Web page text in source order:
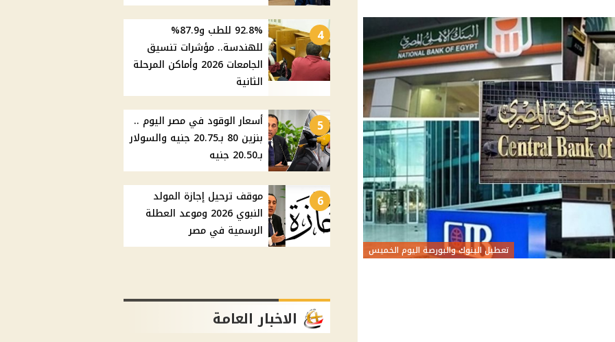
تعطيل البنوك والبورصة اليوم الخميس
4
92.8% للطب و87.9%
للهندسة.. مؤشرات تنسيق
الجامعات 2026 وأماكن المرحلة
الثانية
5
أسعار الوقود في مصر اليوم ..
بنزين 80 بـ20.75 جنيه والسولار
بـ20.50 جنيه
6
موقف ترحيل إجازة المولد
النبوي 2026 وموعد العطلة
الرسمية في مصر
الاخبار العامة